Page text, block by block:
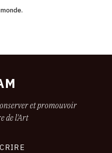
et promouvoir
de l'Art